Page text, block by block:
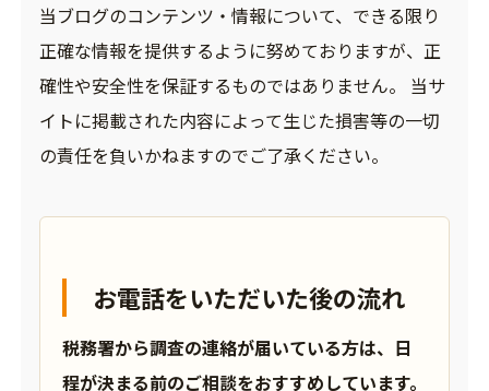
当ブログのコンテンツ・情報について、できる限り
正確な情報を提供するように努めておりますが、正
確性や安全性を保証するものではありません。 当サ
イトに掲載された内容によって生じた損害等の一切
の責任を負いかねますのでご了承ください。
お電話をいただいた後の流れ
税務署から調査の連絡が届いている方は、日
程が決まる前のご相談をおすすめしています。